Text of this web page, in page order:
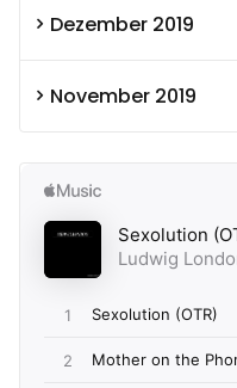
Dezember 2019
November 2019